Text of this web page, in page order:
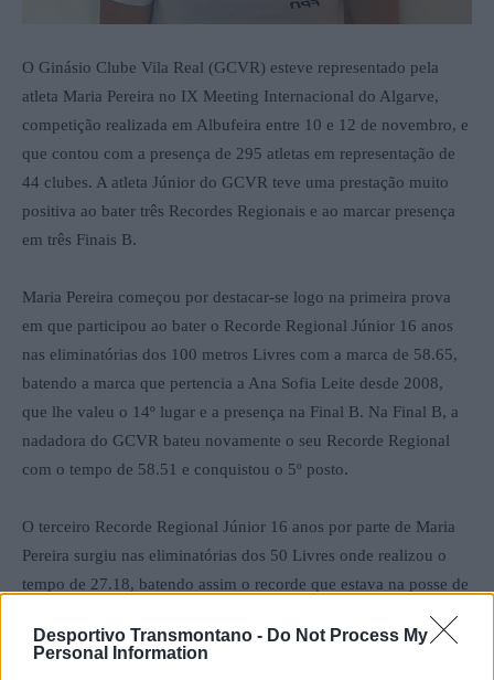
Desportivo Transmontano - Do Not Process My
Personal Information
O Ginásio Clube Vila Real (GCVR) esteve representado pela
atleta Maria Pereira no IX Meeting Internacional do Algarve,
competição realizada em Albufeira entre 10 e 12 de novembro, e
que contou com a presença de 295 atletas em representação de
44 clubes. A atleta Júnior do GCVR teve uma prestação muito
positiva ao bater três Recordes Regionais e ao marcar presença
em três Finais B.
Maria Pereira começou por destacar-se logo na primeira prova
em que participou ao bater o Recorde Regional Júnior 16 anos
nas eliminatórias dos 100 metros Livres com a marca de 58.65,
batendo a marca que pertencia a Ana Sofia Leite desde 2008,
que lhe valeu o 14º lugar e a presença na Final B. Na Final B, a
nadadora do GCVR bateu novamente o seu Recorde Regional
com o tempo de 58.51 e conquistou o 5º posto.
O terceiro Recorde Regional Júnior 16 anos por parte de Maria
Pereira surgiu nas eliminatórias dos 50 Livres onde realizou o
tempo de 27.18, batendo assim o recorde que estava na posse de
qualificação para a Final B onde foi 5ª classificada com o tempo